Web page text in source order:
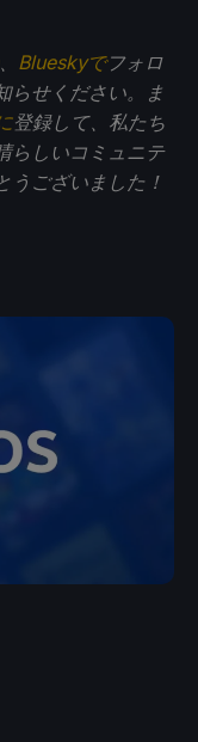
、 Blueskyでフォロ
らせください。ま
登録して、私たち
らしいコミュニテ
うございました！